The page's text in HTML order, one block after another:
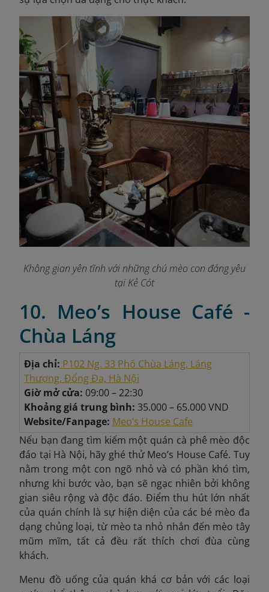
Không gian yên tĩnh với những chú mèo con đáng yêu
tại Kẻ Cót
10. Meo’s House Café -
Chùa Láng
Địa chỉ: P102 Ng. 33 Phố Chùa Láng, Láng
Thượng, Đống Đa, Hà Nội
Giờ mở cửa: 09:00 – 22:30
Khoảng giá trung bình: 35.000 – 65.000 VND
Website/Fanpage: Meo’s House Cafe
Nếu bạn đang tìm kiếm một quán cà phê mèo độc
đáo tại Hà Nội, hãy ghé thử Meo’s House Café. Tuy
nằm trong một con ngõ nhỏ và có phần khó tìm,
nhưng khi bước vào, bạn sẽ ngạc nhiên bởi không
gian siêu rộng và độc đáo. Điểm thu hút lớn nhất
của quán chính là sự hiện diện của các bé mèo đa
dạng chủng loại, từ mèo ta nhỏ nhắn đến mèo tây
mũm mĩm, tất cả đều rất thích chơi đùa cùng
khách.
Menu đồ uống của quán khá cơ bản với các loại